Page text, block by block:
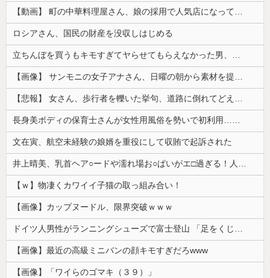
【動画】 町の中華料理屋さん、娘の採用で人気店になってしまう
ロシアさん、国民の財産を没収しはじめる
立ちんぼを買うもキモすぎてヤらせてもらえなかった男、代わりの足コキでまさかの大量身寸米青ｗｗｗ
【画像】 サンモニの女子アナさん、日曜の朝から素材を提供してしまう
【悲報】 女さん、歩行者を轢いた挙句、道路に倒れてどえらいことになってしまうw w w w w w w
長身美ボディの保育士さんが女性用風俗を勢いで初利用…子供に絶対見せられないメスの顔でイキまくり。
文在寅、航空未経験の娘婿を重役にして収賄で起訴された
井上晴美、乳首ヘア○ードや濡れ場お○ぱいがエ□過ぎる！人生最後のラスト写真集、最高！！
【ｗ】物凄くカワイイ子猫の取っ組み合い！
【画像】カップヌードル、限界突破ｗｗｗ
ドイツ人男性がランニングシューズで富士登山 「足をくじいて動けない」
【画像】最近の高級ミニバンの顔キモすぎだろwww
【画像】「ワイらのゴマキ（３９）」